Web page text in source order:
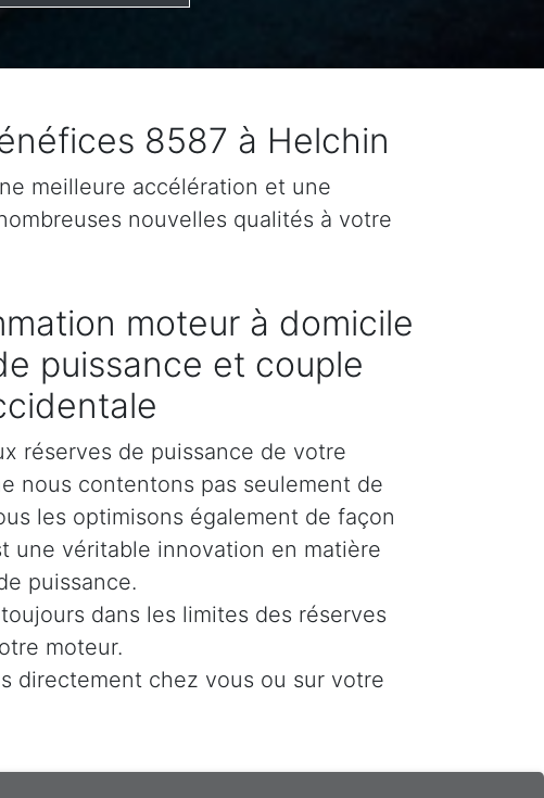
8587 à Helchin
meilleure accélération et une
nouvelles qualités à votre
moteur à domicile
puissance et couple
réserves de puissance de votre
nous contentons pas seulement de
les optimisons également de façon
une véritable innovation en matière
puissance.
dans les limites des réserves
moteur.
directement chez vous ou sur votre